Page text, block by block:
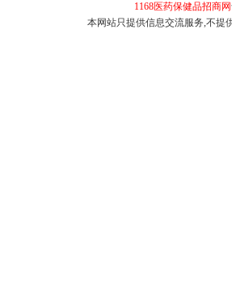
1168医药保健品招商网
本网站只提供信息交流服务,不提